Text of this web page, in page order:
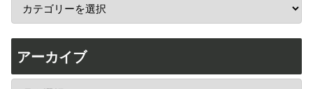
アーカイブ